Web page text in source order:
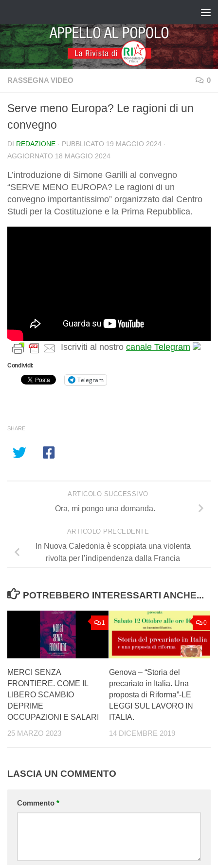
RASSEGNA VIDEO 0
Serve meno Europa? Le ragioni di un
convegno
DI REDAZIONE · PUBBLICATO 19 MAGGIO 2024 ·
AGGIORNATO 18 MAGGIO 2024
L’introduzione di Simone Garilli al convegno
“SERVE MENO EUROPA? Le ragioni di un
convegno importantissimo” organizzato dal Centro
Studi per la Costituzione e la Prima Repubblica.
Iscriviti al nostro canale Telegram
Condividi:
Telegram
SHARE
ARTICOLO SUCCESSIVO
Ora, mi pongo una domanda.
ARTICOLO PRECEDENTE
In Nuova Caledonia è scoppiata una violenta
rivolta per l’indipendenza dalla Francia
POTREBBERO INTERESSARTI ANCHE...
1
MERCI SENZA
FRONTIERE. COME IL
LIBERO SCAMBIO
DEPRIME
OCCUPAZIONI E SALARI
25 MARZO 2023
0
Genova – “Storia del
precariato in Italia. Una
proposta di Riforma”-LE
LEGGI SUL LAVORO IN
ITALIA.
14 DICEMBRE 2019
LASCIA UN COMMENTO
Commento *